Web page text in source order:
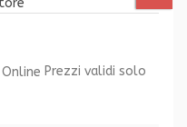
Prezzi validi solo